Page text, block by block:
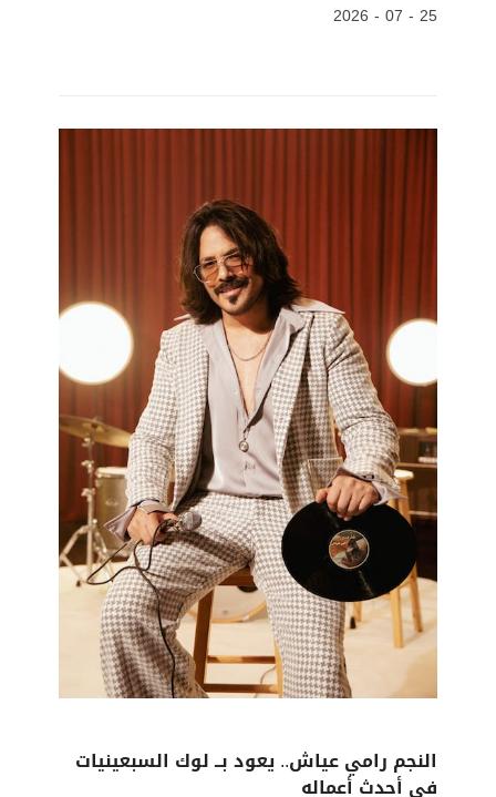
25 - 07 - 2026
النجم رامي عياش.. يعود بــ لوك السبعينيات
في أحدث أعماله